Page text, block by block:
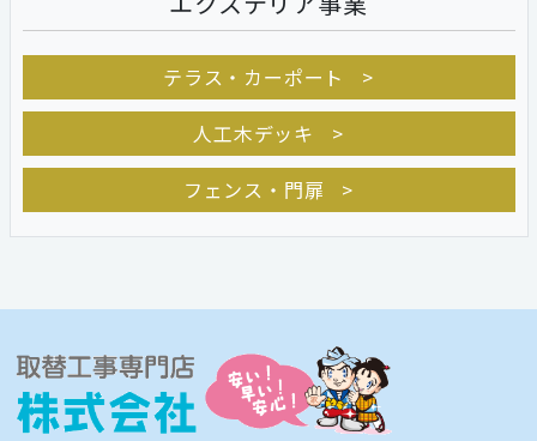
テラス・カーポート
人工木デッキ
フェンス・門扉